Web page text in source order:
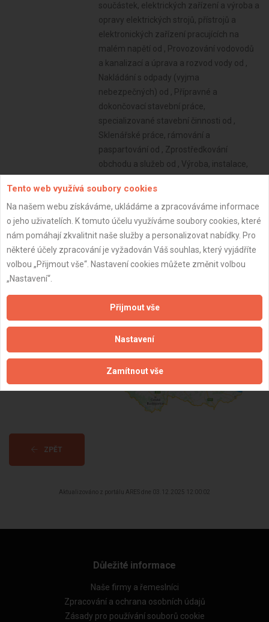
součástek, elektrických zařízení a výroba a
opravy elektrických strojů, přístrojů a
elektronických zařízení pracujících na
malém napětí od , Provozování vodovodů
a kanalizací a úprava a rozvod vody od ,
Nakládání s odpady (vyjma
nebezpečných) od , Přípravné a
dokončovací stavební práce,
specializované stavební činnosti od ,
Sklenářské práce, rámování a
paspartování od , Zprostředkování
obchodu a služeb od , Výroba, instalace,
elektronických a telekomunikačních
zařízení od
Subjekt: Firma s.r.o.
DPH: Plátce
Věk: 43 let
ZPĚT
Aktualizováno z portálu ARES dne 03.12.2025 12:00:02
Důležité informace
Naše firmy a řemeslníci
Zpracování a ochrana osobních údajů
Zásady pro používání souborů cookie
Tento web využívá soubory cookies
Na našem webu získáváme, ukládáme a zpracováváme informace
o jeho uživatelích. K tomuto účelu využíváme soubory cookies, které
nám pomáhají zkvalitnit naše služby a personalizovat nabídky. Pro
některé účely zpracování je vyžadován Váš souhlas, který vyjádříte
volbou „Přijmout vše“. Nastavení cookies můžete změnit volbou
„Nastavení“.
Přijmout vše
Nastavení
Zamítnout vše